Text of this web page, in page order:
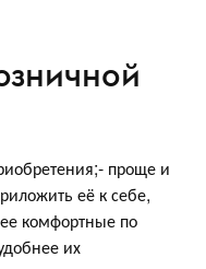
проще и
её к себе,
комфортные по
их